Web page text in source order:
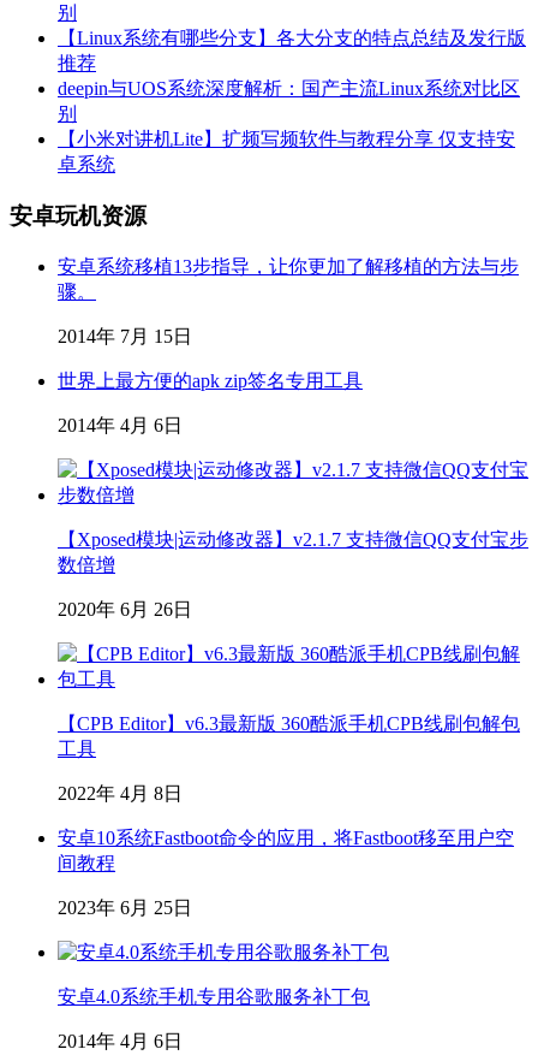
别
【Linux系统有哪些分支】各大分支的特点总结及发行版
推荐
deepin与UOS系统深度解析：国产主流Linux系统对比区
别
【小米对讲机Lite】扩频写频软件与教程分享 仅支持安
卓系统
安卓玩机资源
安卓系统移植13步指导，让你更加了解移植的方法与步
骤。
2014年 7月 15日
世界上最方便的apk zip签名专用工具
2014年 4月 6日
【Xposed模块|运动修改器】v2.1.7 支持微信QQ支付宝步
数倍增
2020年 6月 26日
【CPB Editor】v6.3最新版 360酷派手机CPB线刷包解包
工具
2022年 4月 8日
安卓10系统Fastboot命令的应用，将Fastboot移至用户空
间教程
2023年 6月 25日
安卓4.0系统手机专用谷歌服务补丁包
2014年 4月 6日